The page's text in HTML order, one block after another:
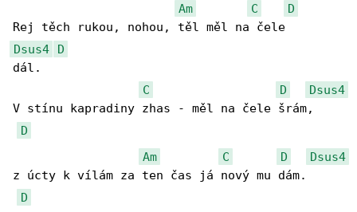
Am
C
D
Dsus4
D
dál.
C
D
Dsus4
V stínu kapradiny zhas - měl na čele šrám,
D
Am
C D
Dsus4
z úcty k vílám za ten čas já nový mu dám.
D